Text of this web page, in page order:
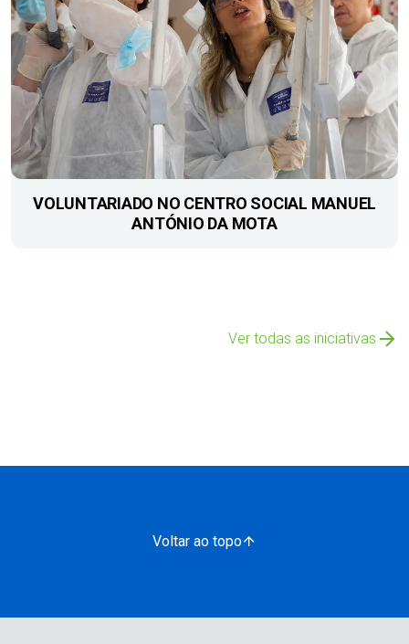
VOLUNTARIADO NO CENTRO SOCIAL MANUEL
ANTÓNIO DA MOTA
Ver todas as iniciativas
Voltar ao topo